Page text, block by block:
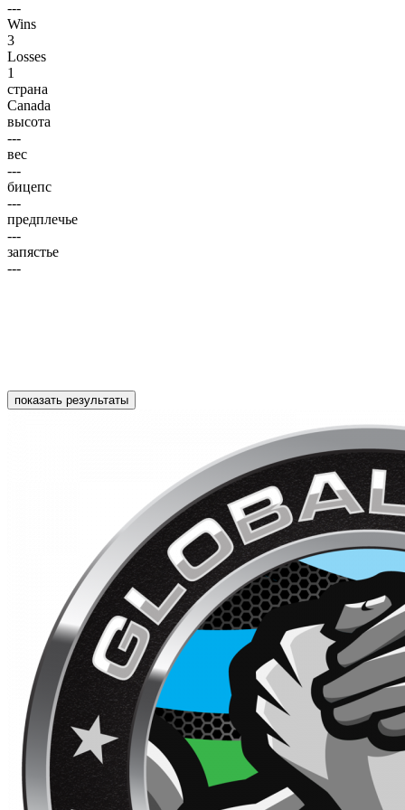
---
Wins
3
Losses
1
страна
Canada
высота
---
вес
---
бицепс
---
предплечье
---
запястье
---
показать результаты